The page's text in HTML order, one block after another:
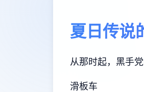
夏日传说
从那时起，黑手
滑板车